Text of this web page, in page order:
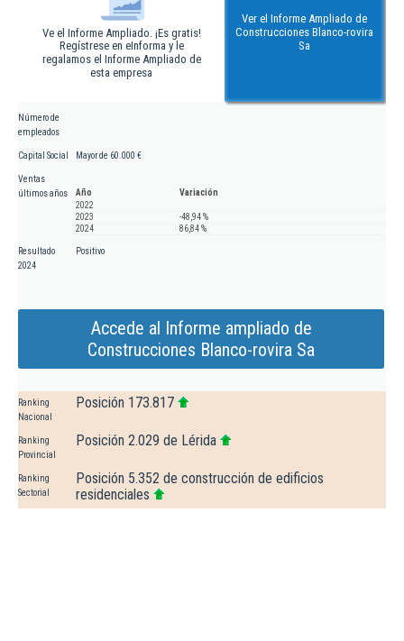
Ve el Informe Ampliado. ¡Es gratis!
Regístrese en eInforma y le
regalamos el Informe Ampliado de
esta empresa
Ver el Informe Ampliado de
Construcciones Blanco-rovira
Sa
Número de
empleados
Capital Social Mayor de 60.000 €
Ventas
últimos años
Año
Variación
2022
2023
-48,94 %
2024
86,84 %
Resultado
2024
Positivo
Accede al Informe ampliado de
Construcciones Blanco-rovira Sa
Ranking
Nacional
Posición 173.817
Ranking
Provincial
Posición 2.029 de Lérida
Ranking
Sectorial
Posición 5.352 de construcción de edificios
residenciales